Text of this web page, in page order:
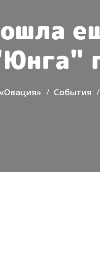
«Овация» События